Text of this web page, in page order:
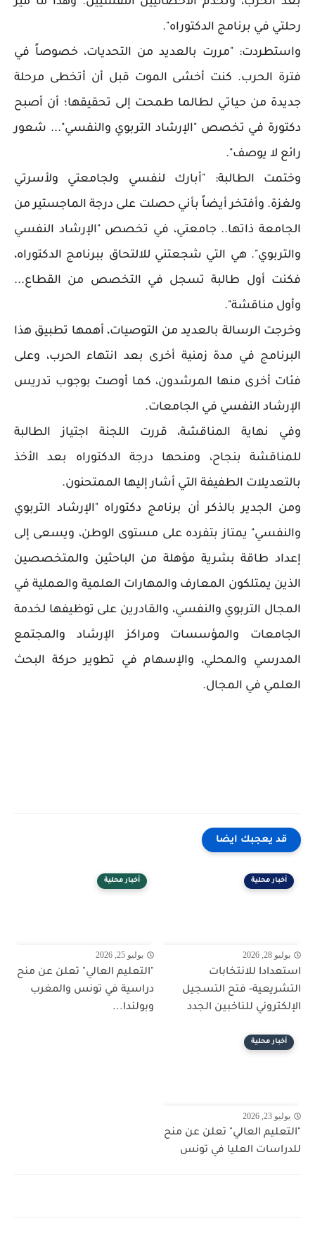
رحلتي في برنامج الدكتوراه".
واستطردت: "مررت بالعديد من التحديات، خصوصاً في
فترة الحرب. كنت أخشى الموت قبل أن أتخطى مرحلة
جديدة من حياتي لطالما طمحت إلى تحقيقها؛ أن أصبح
دكتورة في تخصص "الإرشاد التربوي والنفسي"... شعور
رائع لا يوصف".
وختمت الطالبة: "أبارك لنفسي ولجامعتي ولأسرتي
ولغزة. وأفتخر أيضاً بأني حصلت على درجة الماجستير من
الجامعة ذاتها.. جامعتي، في تخصص "الإرشاد النفسي
والتربوي". هي التي شجعتني للالتحاق ببرنامج الدكتوراه،
فكنت أول طالبة تسجل في التخصص من القطاع...
وأول مناقشة".
وخرجت الرسالة بالعديد من التوصيات، أهمها تطبيق هذا
البرنامج في مدة زمنية أخرى بعد انتهاء الحرب، وعلى
فئات أخرى منها المرشدون، كما أوصت بوجوب تدريس
الإرشاد النفسي في الجامعات.
وفي نهاية المناقشة، قررت اللجنة اجتياز الطالبة
للمناقشة بنجاح، ومنحها درجة الدكتوراه بعد الأخذ
بالتعديلات الطفيفة التي أشار إليها الممتحنون.
ومن الجدير بالذكر أن برنامج دكتوراه "الإرشاد التربوي
والنفسي" يمتاز بتفرده على مستوى الوطن، ويسعى إلى
إعداد طاقة بشرية مؤهلة من الباحثين والمتخصصين
الذين يمتلكون المعارف والمهارات العلمية والعملية في
المجال التربوي والنفسي، والقادرين على توظيفها لخدمة
الجامعات والمؤسسات ومراكز الإرشاد والمجتمع
المدرسي والمحلي، والإسهام في تطوير حركة البحث
العلمي في المجال.
قد يعجبك ايضا
أخبار محلية
يوليو 28, 2026
استعدادا للانتخابات
التشريعية- فتح التسجيل
الإلكتروني للناخبين الجدد
أخبار محلية
يوليو 25, 2026
"التعليم العالي" تعلن عن منح
دراسية في تونس والمغرب
وبولندا...
أخبار محلية
يوليو 23, 2026
"التعليم العالي" تعلن عن منح
للدراسات العليا في تونس